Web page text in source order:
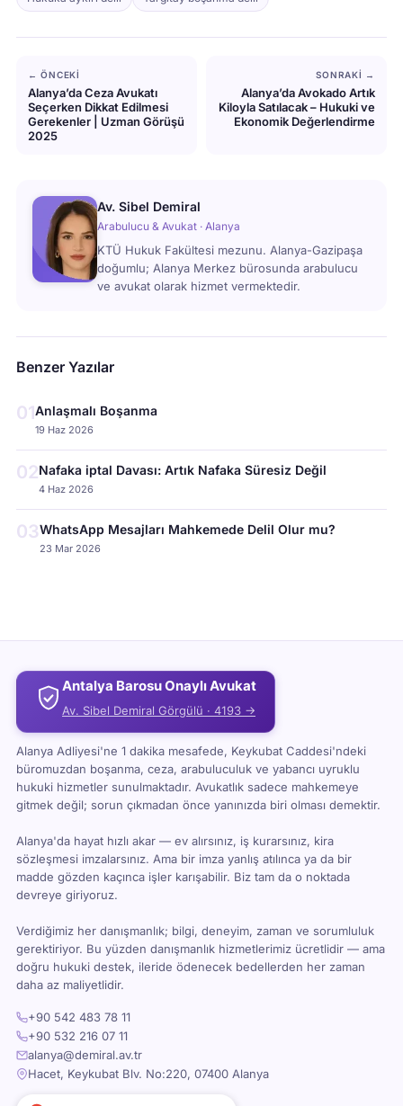
← ÖNCEKI
Alanya’da Ceza Avukatı
Seçerken Dikkat Edilmesi
Gerekenler | Uzman Görüşü
2025
SONRAKI →
Alanya’da Avokado Artık
Kiloyla Satılacak – Hukuki ve
Ekonomik Değerlendirme
Av. Sibel Demiral
Arabulucu & Avukat · Alanya
KTÜ Hukuk Fakültesi mezunu. Alanya-Gazipaşa
doğumlu; Alanya Merkez bürosunda arabulucu
ve avukat olarak hizmet vermektedir.
Benzer Yazılar
01Anlaşmalı Boşanma
19 Haz 2026
02Nafaka iptal Davası: Artık Nafaka Süresiz Değil
4 Haz 2026
03WhatsApp Mesajları Mahkemede Delil Olur mu?
23 Mar 2026
Antalya Barosu Onaylı Avukat
Av. Sibel Demiral Görgülü · 4193 →
Alanya Adliyesi'ne 1 dakika mesafede, Keykubat Caddesi'ndeki
büromuzdan boşanma, ceza, arabuluculuk ve yabancı uyruklu
hukuki hizmetler sunulmaktadır. Avukatlık sadece mahkemeye
gitmek değil; sorun çıkmadan önce yanınızda biri olması demektir.
Alanya'da hayat hızlı akar — ev alırsınız, iş kurarsınız, kira
sözleşmesi imzalarsınız. Ama bir imza yanlış atılınca ya da bir
madde gözden kaçınca işler karışabilir. Biz tam da o noktada
devreye giriyoruz.
Verdiğimiz her danışmanlık; bilgi, deneyim, zaman ve sorumluluk
gerektiriyor. Bu yüzden danışmanlık hizmetlerimiz ücretlidir — ama
doğru hukuki destek, ileride ödenecek bedellerden her zaman
daha az maliyetlidir.
+90 542 483 78 11
+90 532 216 07 11
alanya@demiral.av.tr
Hacet, Keykubat Blv. No:220, 07400 Alanya